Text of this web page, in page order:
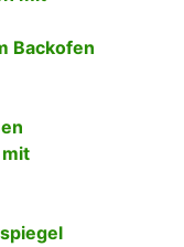
Backofen